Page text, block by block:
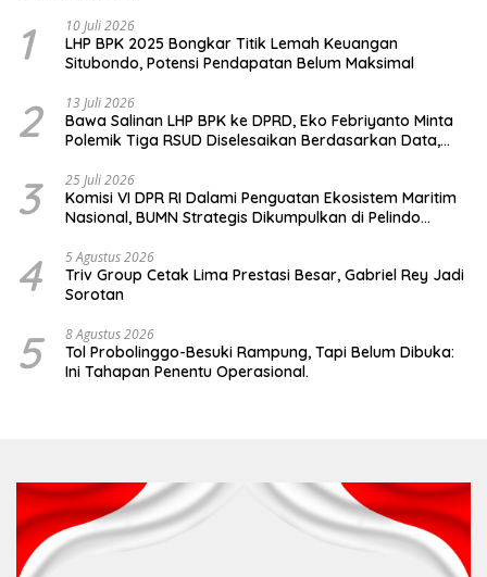
1 10 Juli 2026
LHP BPK 2025 Bongkar Titik Lemah Keuangan
Situbondo, Potensi Pendapatan Belum Maksimal
2 13 Juli 2026
Bawa Salinan LHP BPK ke DPRD, Eko Febriyanto Minta
Polemik Tiga RSUD Diselesaikan Berdasarkan Data,
3 25 Juli 2026
Komisi VI DPR RI Dalami Penguatan Ekosistem Maritim
Nasional, BUMN Strategis Dikumpulkan di Pelindo
4 5 Agustus 2026
Triv Group Cetak Lima Prestasi Besar, Gabriel Rey Jadi
Sorotan
5 8 Agustus 2026
Tol Probolinggo-Besuki Rampung, Tapi Belum Dibuka:
Ini Tahapan Penentu Operasional.